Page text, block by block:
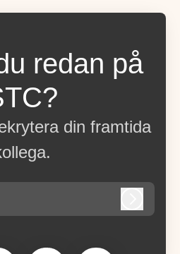
redan på
din framtida